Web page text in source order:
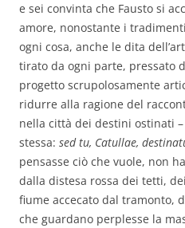
e sei convinta che Fausto si
amore, nonostante i
ogni cosa, anche le dita
tirato da ogni parte, pressato
progetto scrupolosamente
ridurre alla ragione del
nella città dei destini ostinati
stessa: sed tu, Catullae,
pensasse ciò che vuole, non
dalla distesa rossa dei tetti,
fiume accecato dal tramonto,
che guardano perplesse la